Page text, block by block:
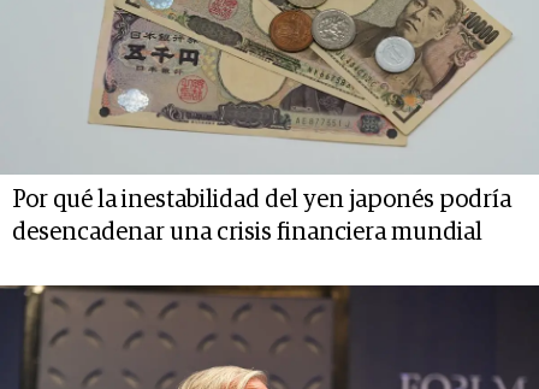
Por qué la inestabilidad del yen japonés podría
desencadenar una crisis financiera mundial